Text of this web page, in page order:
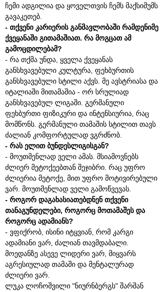
ჩემი ადგილია და ყოველთვის ჩემს მაქსიმუმს
გავაკეთებ.
- თქვენი კარიერის განმავლობაში რამდენიმე
ქვეყანაში გითამაშიათ. რა მოგცათ ამ
გამოცდილებამ?
- რა თქმა უნდა, ყველა ქვეყანას
განსხვავებული კულტურა, ფეხბურთის
განსხვავებული სტილი აქვს. მე ავსტრიასა და
იტალიაში მითამაშია - ორ სრულიად
განსხვავებულ ლიგაში. გერმანული
ფეხბურთი ფიზიკური და ინტენსიურია, რაც
მომწონს. გერმანული თამაშის სტილით თავს
ძალიან კომფორტულად ვგრძნობ.
- რას ელით ბუნდესლიგისგან?
- მოუთმენლად ველი ამას. მსიამოვნებს
ძლიერ მეტოქეებთან შეჯიბრი. რაც უფრო
ძლიერია მეტოქე, მით უფრო მოტივირებული
ვარ. მოუთმენლად ველი გამოწვევას.
- როგორ დაგახასიათებდნენ თქვენი
თანაგუნდელები, როგორც მოთამაშეს და
როგორც ადამიანს?
- ვფიქრობ, ისინი იტყვიან, რომ კარგი
ადამიანი ვარ, ძალიან თავმდაბალი.
მოედანზე ასევე ლიდერი ვარ, მიყვარს
აგრესიულად თამაში და მენტალურად
ძლიერი ვარ.
ლუკა ლოჩოშვილი "ნიურნბერგს" შარშან